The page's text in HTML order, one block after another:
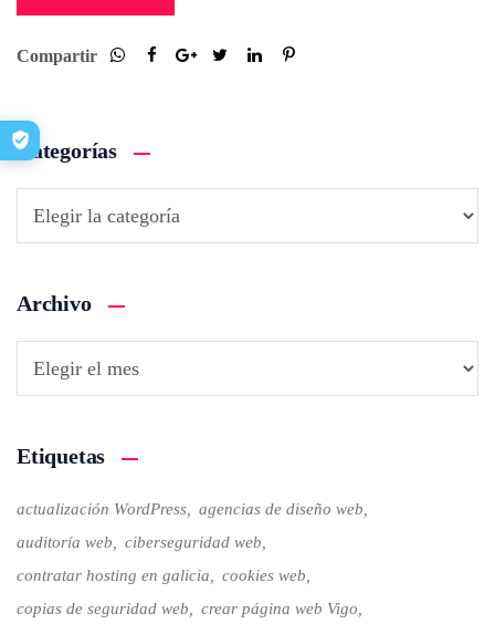
Compartir
Categorías
Archivo
Etiquetas
actualización WordPress
agencias de diseño web
auditoría web
ciberseguridad web
contratar hosting en galicia
cookies web
copias de seguridad web
crear página web Vigo